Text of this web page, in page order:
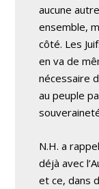
aucune
ensemble,
côté. Les
en va de
nécessaire
au peuple
N.H. a
déjà avec
et ce, dans